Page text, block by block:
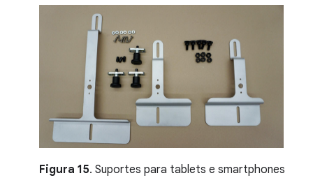
Figura 15. Suportes para tablets e smartphones